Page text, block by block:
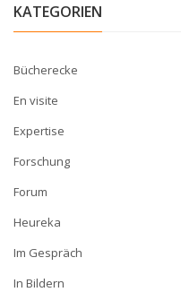
KATEGORIEN
Bücherecke
En visite
Expertise
Forschung
Forum
Heureka
Im Gespräch
In Bildern